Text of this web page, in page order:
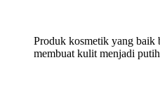
Produk kosmetik yang baik
membuat kulit menjadi